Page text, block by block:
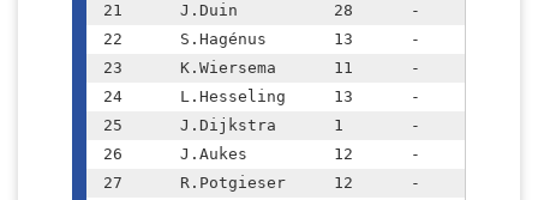
21	J.Duin		28	-	1431	(-236)
22	S.Hagénus	13	-	1368
23	K.Wiersema	11	-	1365	(+131)
24	L.Hesseling	13	-	1324	(-17)
25	J.Dijkstra	1	-	1274	(+60)
26	J.Aukes		12	-	1270	(+62)
27	R.Potgieser 	12	-	1240	(+82)